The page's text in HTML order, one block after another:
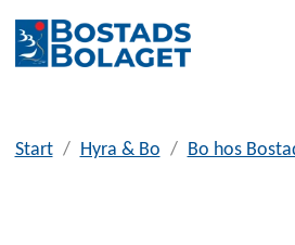
Start Hyra & Bo Bo hos